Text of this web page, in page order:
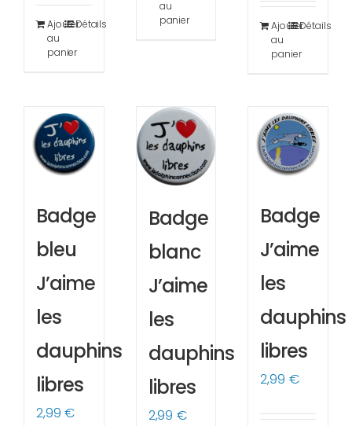
Ajouter
au
panier
Détails
au
panier
Ajouter
au
panier
Détails
Badge
bleu
J’aime
les
dauphins
libres
2,99€
Badge
blanc
J’aime
les
dauphins
libres
2,99 €
Badge
J’aime
les
dauphins
libres
2,99 €